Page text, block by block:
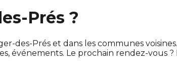
Prés ?
des-Prés et dans les communes
événements. Le prochain rendez-vous ?